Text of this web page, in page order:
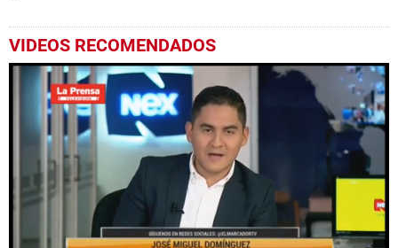
VIDEOS RECOMENDADOS